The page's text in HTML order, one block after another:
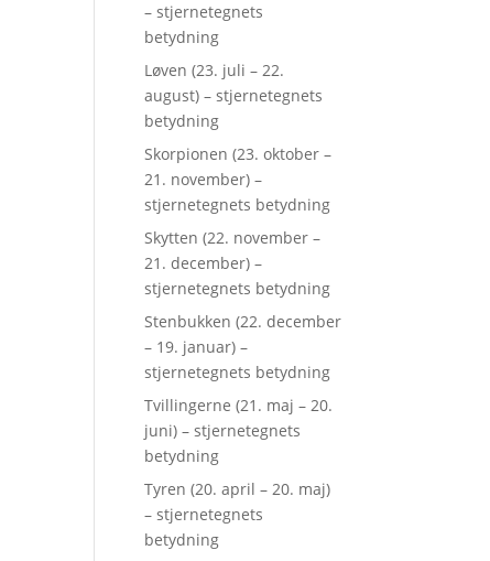
– stjernetegnets
betydning
Løven (23. juli – 22.
august) – stjernetegnets
betydning
Skorpionen (23. oktober –
21. november) –
stjernetegnets betydning
Skytten (22. november –
21. december) –
stjernetegnets betydning
Stenbukken (22. december
– 19. januar) –
stjernetegnets betydning
Tvillingerne (21. maj – 20.
juni) – stjernetegnets
betydning
Tyren (20. april – 20. maj)
– stjernetegnets
betydning